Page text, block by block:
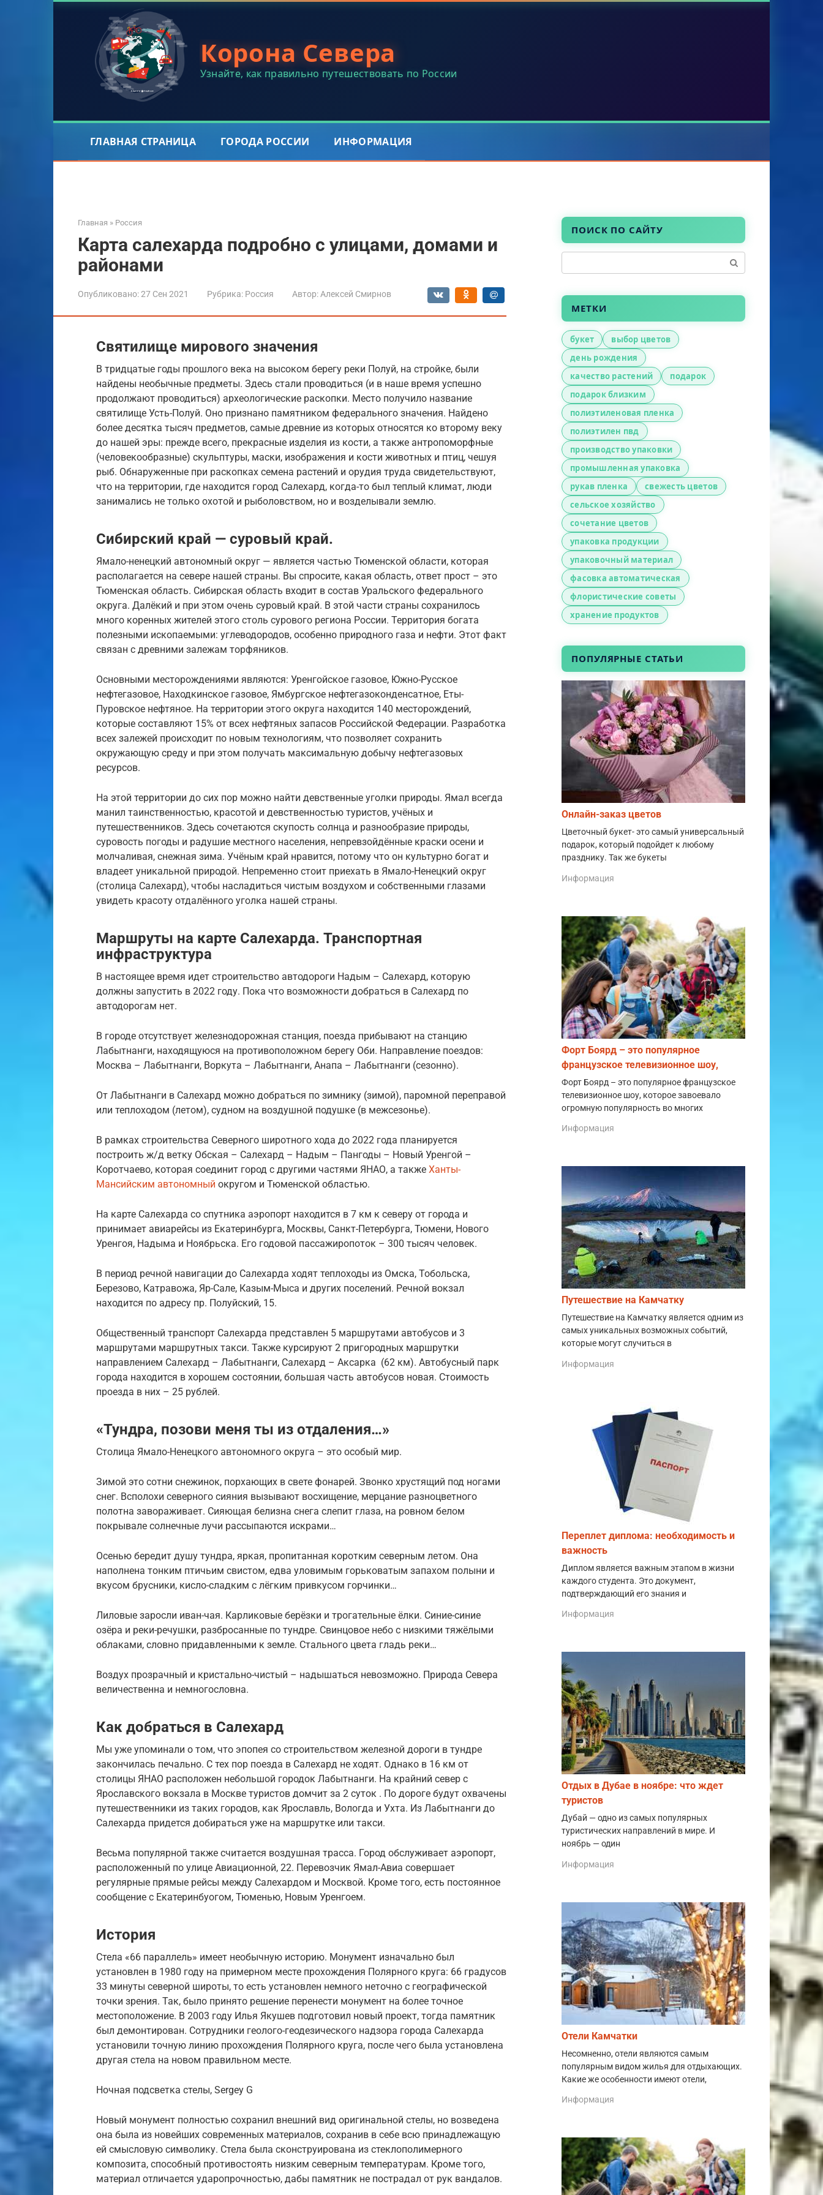
Корона Севера
Узнайте, как правильно путешествовать по России
ГЛАВНАЯ СТРАНИЦА ГОРОДА РОССИИ ИНФОРМАЦИЯ
Главная » Россия
Карта салехарда подробно с улицами, домами и
районами
Опубликовано:27 Сен 2021 Рубрика: Россия Автор: Алексей Смирнов
Святилище мирового значения
В тридцатые годы прошлого века на высоком берегу реки Полуй, на стройке, были
найдены необычные предметы. Здесь стали проводиться (и в наше время успешно
продолжают проводиться) археологические раскопки. Место получило название
святилище Усть-Полуй. Оно признано памятником федерального значения. Найдено
более десятка тысяч предметов, самые древние из которых относятся ко второму веку
до нашей эры: прежде всего, прекрасные изделия из кости, а также антропоморфные
(человекообразные) скульптуры, маски, изображения и кости животных и птиц, чешуя
рыб. Обнаруженные при раскопках семена растений и орудия труда свидетельствуют,
что на территории, где находится город Салехард, когда-то был теплый климат, люди
занимались не только охотой и рыболовством, но и возделывали землю.
Сибирский край — суровый край.
Ямало-ненецкий автономный округ — является частью Тюменской области, которая
располагается на севере нашей страны. Вы спросите, какая область, ответ прост – это
Тюменская область. Сибирская область входит в состав Уральского федерального
округа. Далёкий и при этом очень суровый край. В этой части страны сохранилось
много коренных жителей этого столь сурового региона России. Территория богата
полезными ископаемыми: углеводородов, особенно природного газа и нефти. Этот факт
связан с древними залежам торфяников.
Основными месторождениями являются: Уренгойское газовое, Южно-Русское
нефтегазовое, Находкинское газовое, Ямбургское нефтегазоконденсатное, Еты-
Пуровское нефтяное. На территории этого округа находится 140 месторождений,
которые составляют 15% от всех нефтяных запасов Российской Федерации. Разработка
всех залежей происходит по новым технологиям, что позволяет сохранить
окружающую среду и при этом получать максимальную добычу нефтегазовых
ресурсов.
На этой территории до сих пор можно найти девственные уголки природы. Ямал всегда
манил таинственностью, красотой и девственностью туристов, учёных и
путешественников. Здесь сочетаются скупость солнца и разнообразие природы,
суровость погоды и радушие местного населения, непревзойдённые краски осени и
молчаливая, снежная зима. Учёным край нравится, потому что он культурно богат и
владеет уникальной природой. Непременно стоит приехать в Ямало-Ненецкий округ
(столица Салехард), чтобы насладиться чистым воздухом и собственными глазами
увидеть красоту отдалённого уголка нашей страны.
Маршруты на карте Салехарда. Транспортная
инфраструктура
В настоящее время идет строительство автодороги Надым – Салехард, которую
должны запустить в 2022 году. Пока что возможности добраться в Салехард по
автодорогам нет.
В городе отсутствует железнодорожная станция, поезда прибывают на станцию
Лабытнанги, находящуюся на противоположном берегу Оби. Направление поездов:
Москва – Лабытнанги, Воркута – Лабытнанги, Анапа – Лабытнанги (сезонно).
От Лабытнанги в Салехард можно добраться по зимнику (зимой), паромной переправой
или теплоходом (летом), судном на воздушной подушке (в межсезонье).
В рамках строительства Северного широтного хода до 2022 года планируется
построить ж/д ветку Обская – Салехард – Надым – Пангоды – Новый Уренгой –
Коротчаево, которая соединит город с другими частями ЯНАО, а также Ханты-
Мансийским автономный округом и Тюменской областью.
На карте Салехарда со спутника аэропорт находится в 7 км к северу от города и
принимает авиарейсы из Екатеринбурга, Москвы, Санкт-Петербурга, Тюмени, Нового
Уренгоя, Надыма и Ноябрьска. Его годовой пассажиропоток – 300 тысяч человек.
В период речной навигации до Салехарда ходят теплоходы из Омска, Тобольска,
Березово, Катравожа, Яр-Сале, Казым-Мыса и других поселений. Речной вокзал
находится по адресу пр. Полуйский, 15.
Общественный транспорт Салехарда представлен 5 маршрутами автобусов и 3
маршрутами маршрутных такси. Также курсируют 2 пригородных маршрутки
направлением Салехард – Лабытнанги, Салехард – Аксарка (62 км). Автобусный парк
города находится в хорошем состоянии, большая часть автобусов новая. Стоимость
проезда в них – 25 рублей.
«Тундра, позови меня ты из отдаления…»
Столица Ямало-Ненецкого автономного округа – это особый мир.
Зимой это сотни снежинок, порхающих в свете фонарей. Звонко хрустящий под ногами
снег. Всполохи северного сияния вызывают восхищение, мерцание разноцветного
полотна завораживает. Сияющая белизна снега слепит глаза, на ровном белом
покрывале солнечные лучи рассыпаются искрами…
Осенью бередит душу тундра, яркая, пропитанная коротким северным летом. Она
наполнена тонким птичьим свистом, едва уловимым горьковатым запахом полыни и
вкусом брусники, кисло-сладким с лёгким привкусом горчинки…
Лиловые заросли иван-чая. Карликовые берёзки и трогательные ёлки. Синие-синие
озёра и реки-речушки, разбросанные по тундре. Свинцовое небо с низкими тяжёлыми
облаками, словно придавленными к земле. Стального цвета гладь реки…
Воздух прозрачный и кристально-чистый – надышаться невозможно. Природа Севера
величественна и немногословна.
Как добраться в Салехард
Мы уже упоминали о том, что эпопея со строительством железной дороги в тундре
закончилась печально. С тех пор поезда в Салехард не ходят. Однако в 16 км от
столицы ЯНАО расположен небольшой городок Лабытнанги. На крайний север с
Ярославского вокзала в Москве туристов домчит за 2 суток . По дороге будут охвачены
путешественники из таких городов, как Ярославль, Вологда и Ухта. Из Лабытнанги до
Салехарда придется добираться уже на маршрутке или такси.
Весьма популярной также считается воздушная трасса. Город обслуживает аэропорт,
расположенный по улице Авиационной, 22. Перевозчик Ямал-Авиа совершает
регулярные прямые рейсы между Салехардом и Москвой. Кроме того, есть постоянное
сообщение с Екатеринбуогом, Тюменью, Новым Уренгоем.
История
Стела «66 параллель» имеет необычную историю. Монумент изначально был
установлен в 1980 году на примерном месте прохождения Полярного круга: 66 градусов
33 минуты северной широты, то есть установлен немного неточно с географической
точки зрения. Так, было принято решение перенести монумент на более точное
местоположение. В 2003 году Илья Якушев подготовил новый проект, тогда памятник
был демонтирован. Сотрудники геолого-геодезического надзора города Салехарда
установили точную линию прохождения Полярного круга, после чего была установлена
другая стела на новом правильном месте.
Ночная подсветка стелы, Sergey G
Новый монумент полностью сохранил внешний вид оригинальной стелы, но возведена
она была из новейших современных материалов, сохранив в себе всю принадлежащую
ей смысловую символику. Стела была сконструирована из стеклополимерного
композита, способный противостоять низким северным температурам. Кроме того,
материал отличается ударопрочностью, дабы памятник не пострадал от рук вандалов.
ПОИСК ПО САЙТУ
МЕТКИ
букет
выбор цветов
день рождения
качество растений
подарок
подарок близким
полиэтиленовая пленка
полиэтилен пвд
производство упаковки
промышленная упаковка
рукав пленка
свежесть цветов
сельское хозяйство
сочетание цветов
упаковка продукции
упаковочный материал
фасовка автоматическая
флористические советы
хранение продуктов
ПОПУЛЯРНЫЕ СТАТЬИ
Онлайн-заказ цветов
Цветочный букет- это самый универсальный
подарок, который подойдет к любому
празднику. Так же букеты
Информация
Форт Боярд – это популярное
французское телевизионное шоу,
Форт Боярд – это популярное французское
телевизионное шоу, которое завоевало
огромную популярность во многих
Информация
Путешествие на Камчатку
Путешествие на Камчатку является одним из
самых уникальных возможных событий,
которые могут случиться в
Информация
Переплет диплома: необходимость и
важность
Диплом является важным этапом в жизни
каждого студента. Это документ,
подтверждающий его знания и
Информация
Отдых в Дубае в ноябре: что ждет
туристов
Дубай — одно из самых популярных
туристических направлений в мире. И
ноябрь — один
Информация
Отели Камчатки
Несомненно, отели являются самым
популярным видом жилья для отдыхающих.
Какие же особенности имеют отели,
Информация